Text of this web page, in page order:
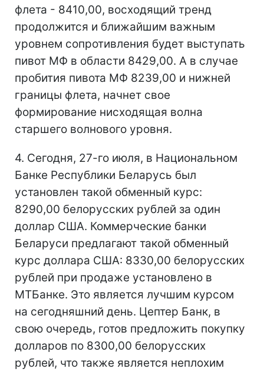
флета - 8410,00, восходящий тренд
продолжится и ближайшим важным
уровнем сопротивления будет выступать
пивот МФ в области 8429,00. А в случае
пробития пивота МФ 8239,00 и нижней
границы флета, начнет свое
формирование нисходящая волна
старшего волнового уровня.
4. Сегодня, 27-го июля, в Национальном
Банке Республики Беларусь был
установлен такой обменный курс:
8290,00 белорусских рублей за один
доллар США. Коммерческие банки
Беларуси предлагают такой обменный
курс доллара США: 8330,00 белорусских
рублей при продаже установлено в
МТБанке. Это является лучшим курсом
на сегодняшний день. Цептер Банк, в
свою очередь, готов предложить покупку
долларов по 8300,00 белорусских
рублей, что также является неплохим